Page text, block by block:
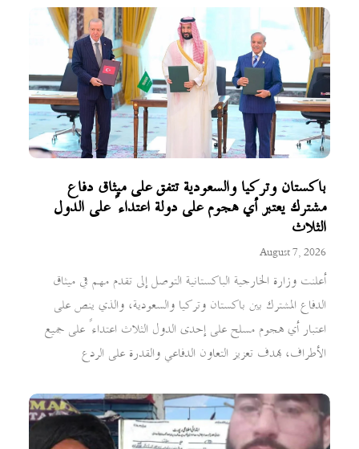
باكستان وتركيا والسعودية تتفق على ميثاق دفاع
مشترك يعتبر أي هجوم على دولة اعتداءً على الدول
الثلاث
August 7, 2026
أعلنت وزارة الخارجية الباكستانية التوصل إلى تقدم مهم في ميثاق
الدفاع المشترك بين باكستان وتركيا والسعودية، والذي ينص على
اعتبار أي هجوم مسلح على إحدى الدول الثلاث اعتداءً على جميع
الأطراف، بهدف تعزيز التعاون الدفاعي والقدرة على الردع